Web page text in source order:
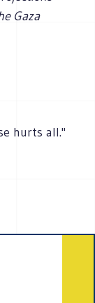
Gaza
hurts all."